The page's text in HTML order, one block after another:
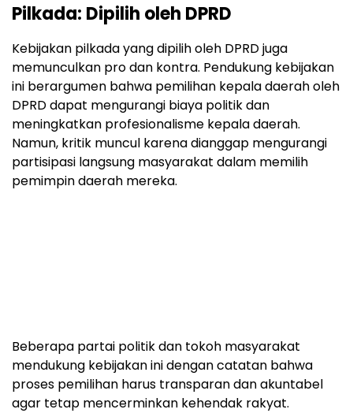
Pilkada: Dipilih oleh DPRD
Kebijakan pilkada yang dipilih oleh DPRD juga
memunculkan pro dan kontra. Pendukung kebijakan
ini berargumen bahwa pemilihan kepala daerah oleh
DPRD dapat mengurangi biaya politik dan
meningkatkan profesionalisme kepala daerah.
Namun, kritik muncul karena dianggap mengurangi
partisipasi langsung masyarakat dalam memilih
pemimpin daerah mereka.
Beberapa partai politik dan tokoh masyarakat
mendukung kebijakan ini dengan catatan bahwa
proses pemilihan harus transparan dan akuntabel
agar tetap mencerminkan kehendak rakyat.